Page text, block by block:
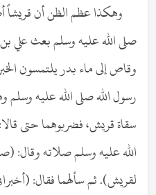
وهكذا عظم الظن أن قريشاً
صلى الله عليه وسلم بعث علي
وقاص إلى ماء بدر يلتمسون
رسول الله صلى الله عليه وسلم
سقاة قريش، فضربوهما حتى
الله عليه وسلم صلاته وقال:
لقريش). ثم سألهما فقال: